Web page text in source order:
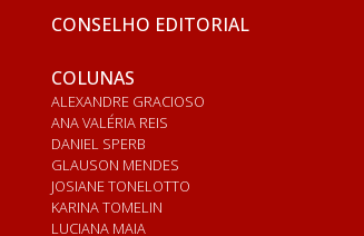
CONSELHO EDITORIAL
COLUNAS
ALEXANDRE GRACIOSO
ANA VALÉRIA REIS
DANIEL SPERB
GLAUSON MENDES
JOSIANE TONELOTTO
KARINA TOMELIN
LUCIANA MAIA